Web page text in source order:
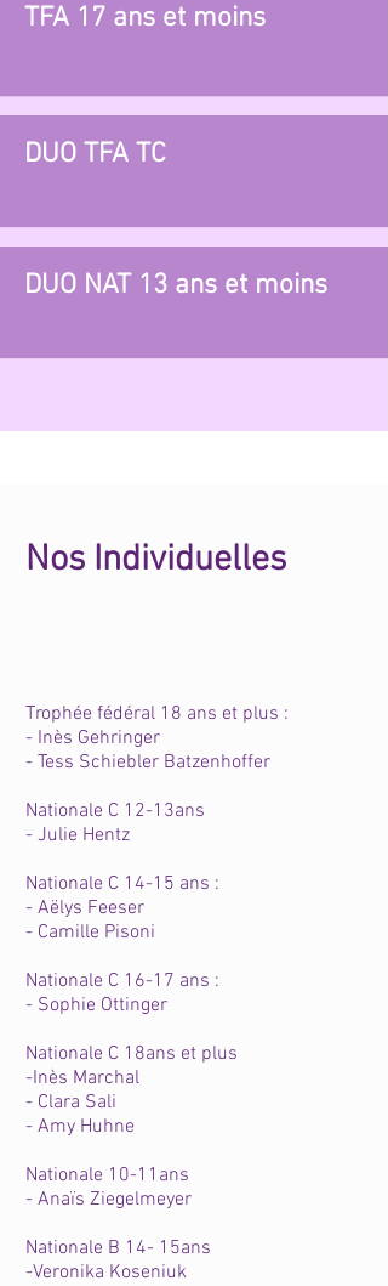
TFA 17 ans et moins
DUO TFA TC
DUO NAT 13 ans et moins
Nos Individuelles
Trophée fédéral 18 ans et plus :
- Inès Gehringer
- Tess Schiebler Batzenhoffer
Nationale C 12-13ans
- Julie Hentz
Nationale C 14-15 ans :
- Aëlys Feeser
- Camille Pisoni
Nationale C 16-17 ans :
- Sophie Ottinger
Nationale C 18ans et plus
-Inès Marchal
- Clara Sali
- Amy Huhne
Nationale 10-11ans
- Anaïs Ziegelmeyer
Nationale B 14- 15ans
-Veronika Koseniuk